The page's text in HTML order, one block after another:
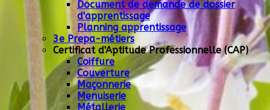
Document de demande de dossier
d'apprentissage
Planning apprentissage
3e Prepa-métiers
Certificat d'Aptitude Professionnelle (CAP)
Coiffure
Couverture
Maçonnerie
Menuiserie
Métallerie